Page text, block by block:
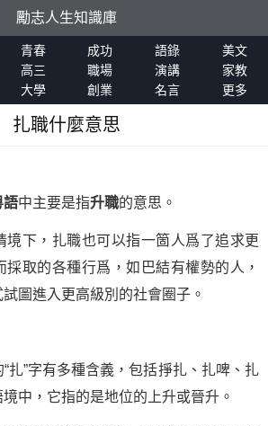
勵志人生知識庫
青春 成功 語錄
美文
高三 職場 演講
家教
大學 創業 名言 更多
扎職什麼意思
語中主要是指升職的意思。
境下，扎職也可以指一箇人爲了追求更
採取的各種行爲，如巴結有權勢的人，
圖進入更高級別的社會圈子。
扎”字有多種含義，包括掙扎、扎啤、扎
中，它指的是地位的上升或晉升。